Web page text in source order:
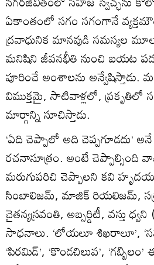
ఏకాంతంలో సగం సగంగానే
ద్రవాధునిక మానవుడి సమస్యల
మనిషిని జీవనభీతి నుంచి బయట
పూరించే అంశాలను అన్వేషిస్తాడు.
విముక్తమై, సాటివాళ్లలో, ప్రకృతిలో
మార్గాన్ని సూచిస్తాడు.
‘ఏది చెప్పాలో అది చెప్పగూడదు’
రచనాసూత్రం. అంటే చెప్పాల్సింది
మరుగుపరిచి చెప్పాలని కవి
సింబాలిజమ్‌, మాజిక్‌ రియలిజమ్‌,
చైతన్యస్రవంతి, అబ్సర్డిటీ, వస్తు
సాధనాలు. ‘లోయలూ శిఖరాలూ’,
‘పిరమిడ్‌’, ‘కొండచిలువ’,